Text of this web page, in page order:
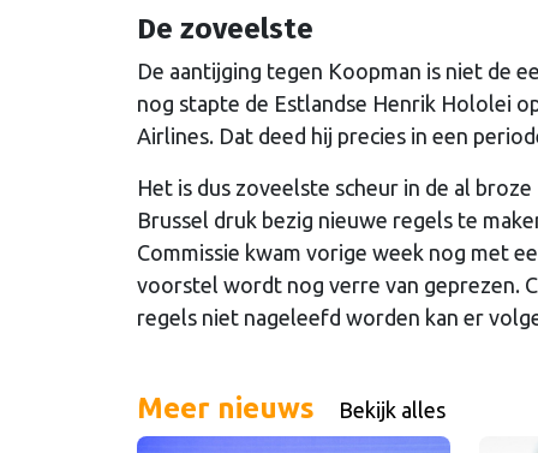
De zoveelste
De aantijging tegen Koopman is niet de
nog stapte de Estlandse Henrik Hololei
Airlines. Dat deed hij precies in een
Het is dus zoveelste scheur in de al
Brussel druk bezig nieuwe regels te
Commissie kwam vorige week nog met
voorstel wordt nog verre van geprezen.
regels niet nageleefd worden kan er
Meer nieuws Bekijk alles